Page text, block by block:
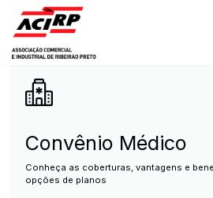
Pular para o conteúdo principal
ACIRP -
Convênio Médico
Conheça as coberturas, vantagens e
opções de planos